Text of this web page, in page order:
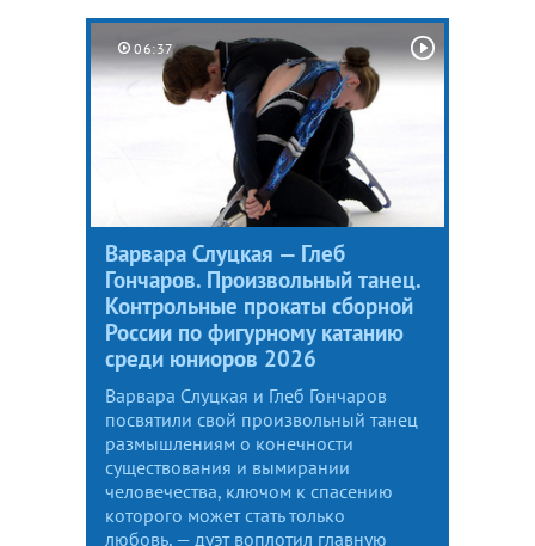
06:37
Варвара Слуцкая — Глеб
Гончаров. Произвольный танец.
Контрольные прокаты сборной
России по фигурному катанию
среди юниоров 2026
Варвара Слуцкая и Глеб Гончаров
посвятили свой произвольный танец
размышлениям о конечности
существования и вымирании
человечества, ключом к спасению
которого может стать только
любовь, — дуэт воплотил главную